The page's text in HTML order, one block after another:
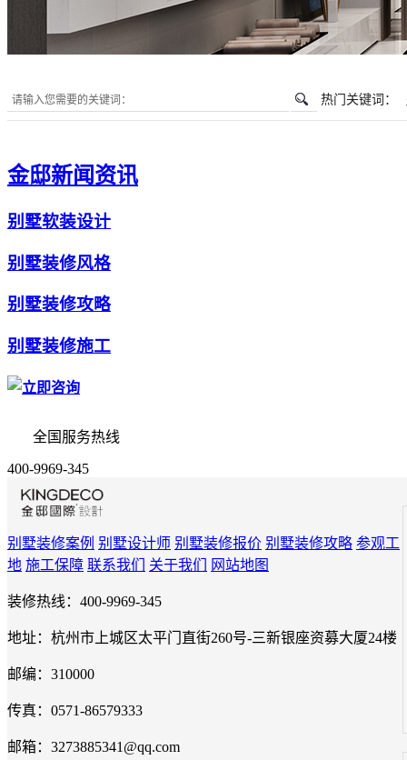
热门关键词：
金邸新闻资讯
别墅软装设计
别墅装修风格
别墅装修攻略
别墅装修施工
全国服务热线
400-9969-345
别墅装修案例 别墅设计师 别墅装修报价 别墅装修攻略 参观工
地 施工保障 联系我们 关于我们 网站地图
装修热线：400-9969-345
地址：杭州市上城区太平门直街260号-三新银座资募大厦24楼
邮编：310000
传真：0571-86579333
邮箱：3273885341@qq.com